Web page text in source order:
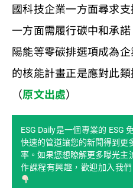
國科技企業一方面尋求
一方面需履行碳中和承
陽能等零碳排選項成為
的核能計畫正是應對此
（原文出處）
ESG Daily是一個專業的 ESG
快速的管道讓您的新聞得到更
率。如果您想瞭解更多曝光主
作課程有興趣，歡迎加入我